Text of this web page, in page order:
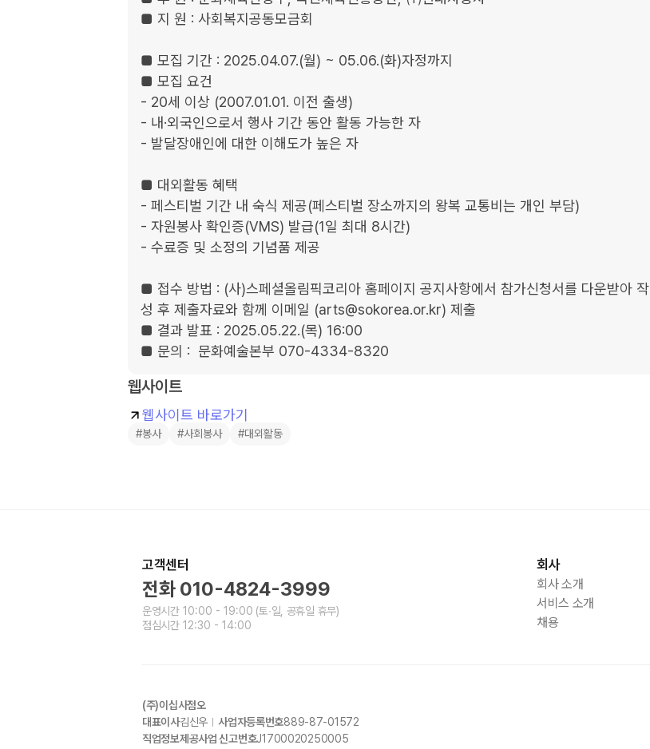
■ 지 원 : 사회복지공동모금회
■ 모집 기간 : 2025.04.07.(월) ~ 05.06.(화)자정까지
■ 모집 요건
- 20세 이상 (2007.01.01. 이전 출생)
- 내·외국인으로서 행사 기간 동안 활동 가능한 자
- 발달장애인에 대한 이해도가 높은 자
■ 대외활동 혜택
- 페스티벌 기간 내 숙식 제공(페스티벌 장소까지의 왕복 교통비는 개인 부담)
- 자원봉사 확인증(VMS) 발급(1일 최대 8시간)
- 수료증 및 소정의 기념품 제공
■ 접수 방법 : (사)스페셜올림픽코리아 홈페이지 공지사항에서 참가신청서를 다운받아 작
성 후 제출자료와 함께 이메일 (arts@sokorea.or.kr) 제출
■ 결과 발표 : 2025.05.22.(목) 16:00
■ 문의 :  문화예술본부 070-4334-8320
웹사이트
웹사이트 바로가기
#봉사 #사회봉사 #대외활동
고객센터
전화 010-4824-3999
운영시간 10:00 - 19:00 (토∙일, 공휴일 휴무)
점심시간 12:30 - 14:00
회사
회사 소개
서비스 소개
채용
(주)이십사점오
대표이사김신우 사업자등록번호889-87-01572
직업정보제공사업 신고번호J1700020250005